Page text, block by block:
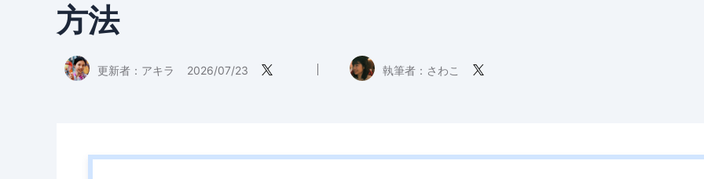
方法
更新者： アキラ 2026/07/23  執筆者： さわこ 